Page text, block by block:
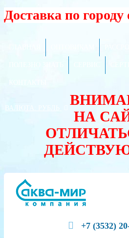
Доставка по городу
ВАЛЮТА:
НА
+7 (3532)